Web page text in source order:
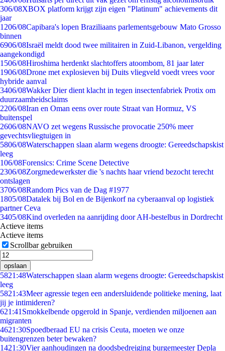
306/08XBOX platform krijgt zijn eigen "Platinum" achievements dit
jaar
1206/08Capibara's lopen Braziliaans parlementsgebouw Mato Grosso
binnen
6906/08Israël meldt dood twee militairen in Zuid-Libanon, vergelding
aangekondigd
1506/08Hiroshima herdenkt slachtoffers atoombom, 81 jaar later
1906/08Drone met explosieven bij Duits vliegveld voedt vrees voor
hybride aanval
3406/08Wakker Dier dient klacht in tegen insectenfabriek Protix om
duurzaamheidsclaims
2206/08Iran en Oman eens over route Straat van Hormuz, VS
buitenspel
2606/08NAVO zet wegens Russische provocatie 250% meer
gevechtsvliegtuigen in
5806/08Waterschappen slaan alarm wegens droogte: Gereedschapskist
leeg
106/08Forensics: Crime Scene Detective
2306/08Zorgmedewerkster die 's nachts haar vriend bezocht terecht
ontslagen
3706/08Random Pics van de Dag #1977
1805/08Datalek bij Bol en de Bijenkorf na cyberaanval op logistiek
partner Ceva
3405/08Kind overleden na aanrijding door AH-bestelbus in Dordrecht
Actieve items
Actieve items
Scrollbar gebruiken
opslaan
5821:48Waterschappen slaan alarm wegens droogte: Gereedschapskist
leeg
5821:43Meer agressie tegen een andersluidende politieke mening, laat
jij je intimideren?
621:41 Smokkelbende opgerold in Spanje, verdienden miljoenen aan
migranten
4621:30Spoedberaad EU na crisis Ceuta, moeten we onze
buitengrenzen beter bewaken?
1421:30Vier aanhoudingen na doodsbedreiging burgemeester Depla